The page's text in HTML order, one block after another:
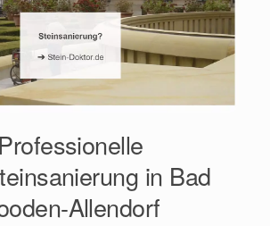
Professionelle
in Bad
Allendorf